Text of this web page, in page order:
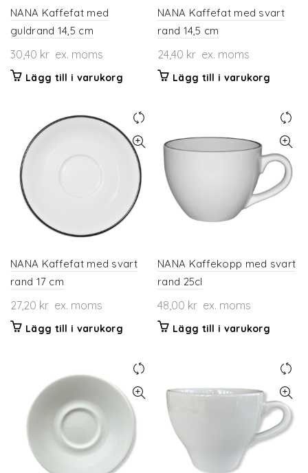
produktsidan
NANA Kaffefat med
guldrand 14,5 cm
30,40 kr ex. moms
Lägg till i varukorg
NANA Kaffefat med svart
rand 14,5 cm
24,40 kr ex. moms
Lägg till i varukorg
NANA Kaffefat med svart
rand 17 cm
27,20 kr ex. moms
Lägg till i varukorg
NANA Kaffekopp med svart
rand 25cl
48,00 kr ex. moms
Lägg till i varukorg